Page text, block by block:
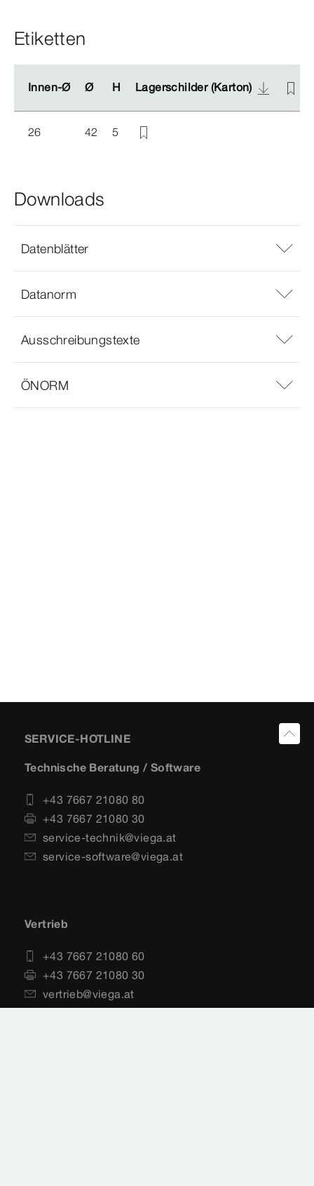
Etiketten
Innen-Ø Ø H Lagerschilder (Karton)
Innen-Ø Ø H Lagerschilder (Karton)
26 42 5
Downloads
Datenblätter
Datanorm
Ausschreibungstexte
ÖNORM
SERVICE-HOTLINE
Technische Beratung / Software
+43 7667 21080 80
+43 7667 21080 30
service-technik@viega.at
service-software@viega.at
Vertrieb
+43 7667 21080 60
+43 7667 21080 30
vertrieb@viega.at